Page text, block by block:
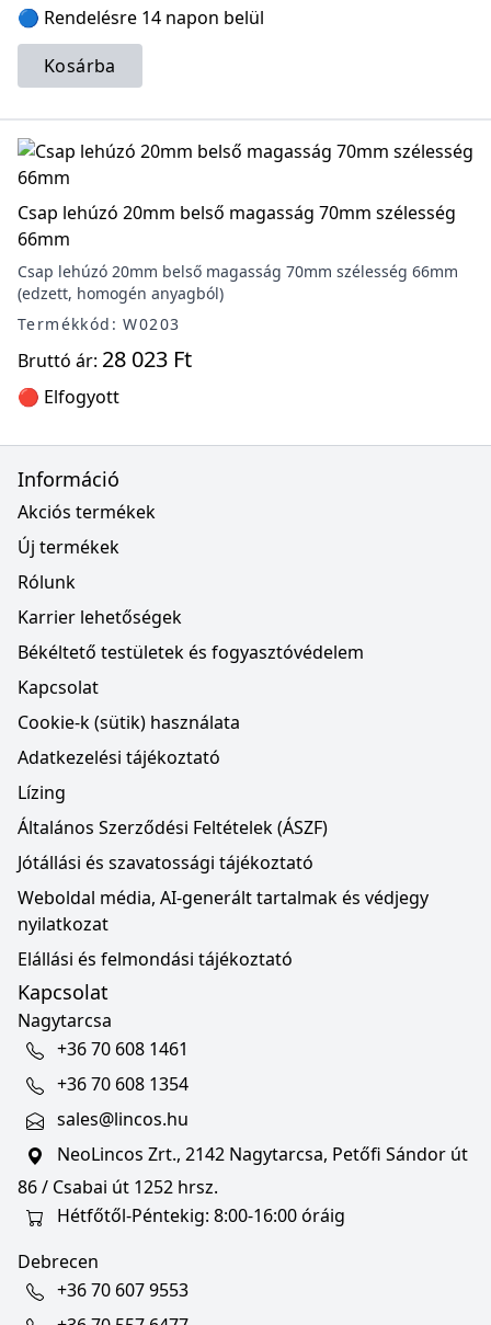
🔵 Rendelésre 14 napon belül
Kosárba
Csap lehúzó 20mm belső magasság 70mm szélesség
66mm
Csap lehúzó 20mm belső magasság 70mm szélesség 66mm
(edzett, homogén anyagból)
Termékkód: W0203
Bruttó ár: 28 023 Ft
🔴 Elfogyott
Információ
Akciós termékek
Új termékek
Rólunk
Karrier lehetőségek
Békéltető testületek és fogyasztóvédelem
Kapcsolat
Cookie-k (sütik) használata
Adatkezelési tájékoztató
Lízing
Általános Szerződési Feltételek (ÁSZF)
Jótállási és szavatossági tájékoztató
Weboldal média, AI-generált tartalmak és védjegy
nyilatkozat
Elállási és felmondási tájékoztató
Kapcsolat
Nagytarcsa
+36 70 608 1461
+36 70 608 1354
sales@lincos.hu
NeoLincos Zrt., 2142 Nagytarcsa, Petőfi Sándor út
86 / Csabai út 1252 hrsz.
Hétfőtől-Péntekig: 8:00-16:00 óráig
Debrecen
+36 70 607 9553